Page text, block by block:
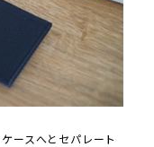
ースへとセパレート